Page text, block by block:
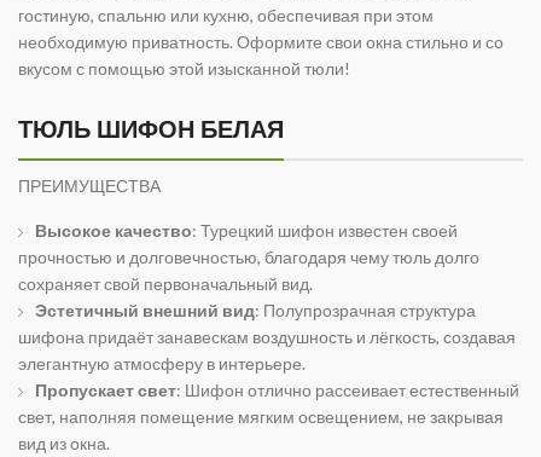
гостиную, спальню или кухню, обеспечивая при этом
необходимую приватность. Оформите свои окна стильно и со
вкусом с помощью этой изысканной тюли!
ТЮЛЬ ШИФОН БЕЛАЯ
ПРЕИМУЩЕСТВА
Высокое качество: Турецкий шифон известен своей
прочностью и долговечностью, благодаря чему тюль долго
сохраняет свой первоначальный вид.
Эстетичный внешний вид: Полупрозрачная структура
шифона придаёт занавескам воздушность и лёгкость, создавая
элегантную атмосферу в интерьере.
Пропускает свет: Шифон отлично рассеивает естественный
свет, наполняя помещение мягким освещением, не закрывая
вид из окна.